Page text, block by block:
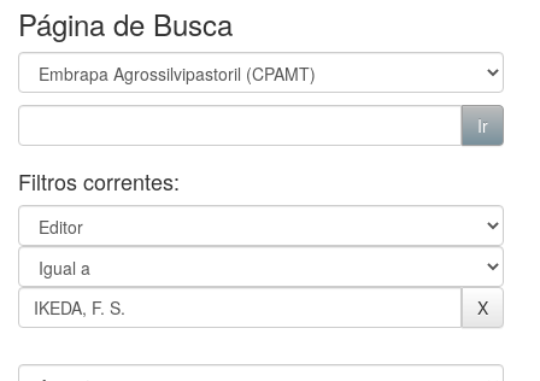
Página de Busca
Filtros correntes: